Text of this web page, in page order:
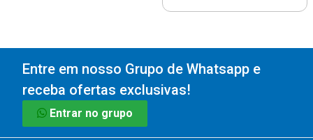
Entre em nosso Grupo de Whatsapp e
receba ofertas exclusivas!
Entrar no grupo